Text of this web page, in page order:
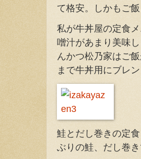
て格安。しかもご
私が牛丼屋の定食
噌汁があまり美味
んかつ松乃家はご
まで牛丼用にブレ
鮭とだし巻きの定
ぶりの鮭、だし巻